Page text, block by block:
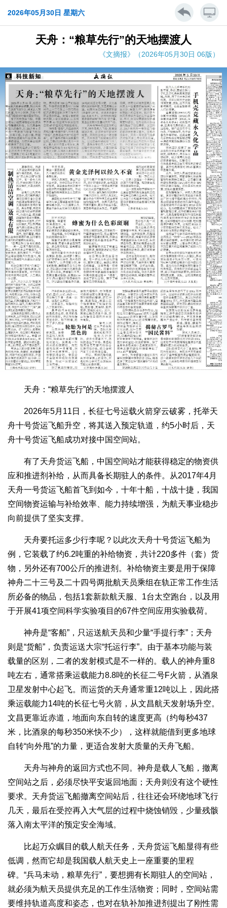
2026年05月30日 星期六
天舟：“粮草先行”的天地摆渡人
《文摘报》（2026年05月30日 06版）
天舟：“粮草先行”的天地摆渡人
2026年5月11日，长征七号运载火箭穿云破雾，托举天
舟十号货运飞船升空，将其送入预定轨道，约5小时后，天
舟十号货运飞船成功对接中国空间站。
有了天舟货运飞船，中国空间站才能获得稳定的物资供
应和推进剂补给，从而具备长期驻人的条件。从2017年4月
天舟一号货运飞船首飞到如今，十年十船，十战十捷，我国
空间物资运输与补给效率、能力持续增强，为航天事业稳步
向前提供了坚实支撑。
天舟要托运多少行李呢？以此次天舟十号货运飞船为
例，它装载了约6.2吨重的补给物资，共计220多件（套）货
物，另外还有700公斤的推进剂。补给物资主要是用于保障
神舟二十三号及二十四号两批航天员乘组在轨正常工作生活
所必备的物品，包括1套新款航天服、1台太空跑台，以及用
于开展41项空间科学实验项目的67件空间应用实验载荷。
神舟是“客船”，只运送航天员和少量“手提行李”；天舟
则是“货船”，负责运送大宗“托运行李”。由于基本功能与装
载量的区别，二者的发射模式是不一样的。载人的神舟重8
吨左右，通常搭乘运载能力8.8吨的长征二号F火箭，从酒泉
卫星发射中心起飞。而运货的天舟通常重12吨以上，因此搭
乘运载能力14吨的长征七号火箭，从文昌航天发射场升空。
文昌更靠近赤道，地面向东自转的速度更高（约每秒437
米，比酒泉的每秒350米快不少），这样就能借到更多地球
自转“向外甩”的力量，更适合发射大质量的天舟飞船。
天舟与神舟的返回方式也不同。神舟是载人飞船，撤离
空间站之后，必须尽快平安返回地面；天舟则没有这个硬性
要求。天舟货运飞船撤离空间站后，往往还会环绕地球飞行
几天，最后在受控再入大气层的过程中烧蚀销毁，少量残骸
落入南太平洋的预定安全海域。
比起万众瞩目的载人航天任务，天舟货运飞船显得有些
低调，然而它却是我国载人航天史上一座重要的里程
碑。“兵马未动，粮草先行”，要想拥有长期驻人的空间站，
就必须为航天员提供充足的工作生活物资；同时，空间站需
要维持轨道高度和姿态，也对在轨补加推进剂提出了刚性需